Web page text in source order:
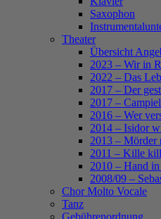
Saxophon
Theater
Übersicht
2023 – Wir in
2022 – Das
2017 – Der
2017 –
2016 – Wer
2014 – Isidor
2013 – Mörder
2011 – Kille
2010 – Hand
2008/09 –
Chor Molto Vocale
Tanz
Gebührenordnung